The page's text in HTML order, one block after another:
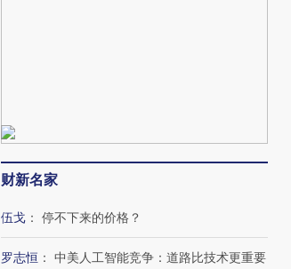
财新名家
伍戈 ： 停不下来的价格？
罗志恒 ： 中美人工智能竞争：道路比技术更重要